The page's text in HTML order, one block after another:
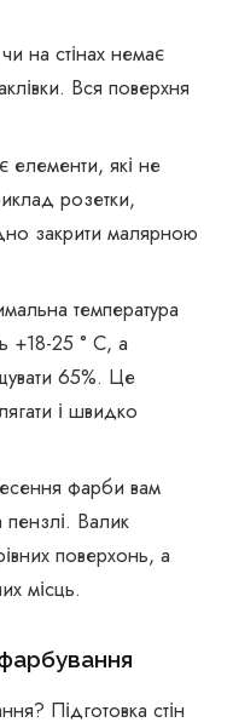
на стінах немає
Вся поверхня
елементи, які не
розетки,
закрити малярною
температура
+18-25 ° C, а
65%. Це
і швидко
фарби вам
пензлі. Валик
поверхонь, а
місць.
Підготовка стін